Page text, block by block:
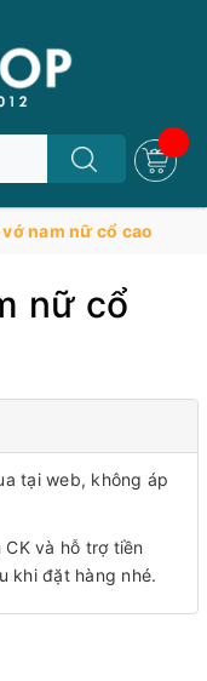
nam nữ cổ cao
nữ cổ
tại web, không áp
và hỗ trợ tiền
khi đặt hàng nhé.